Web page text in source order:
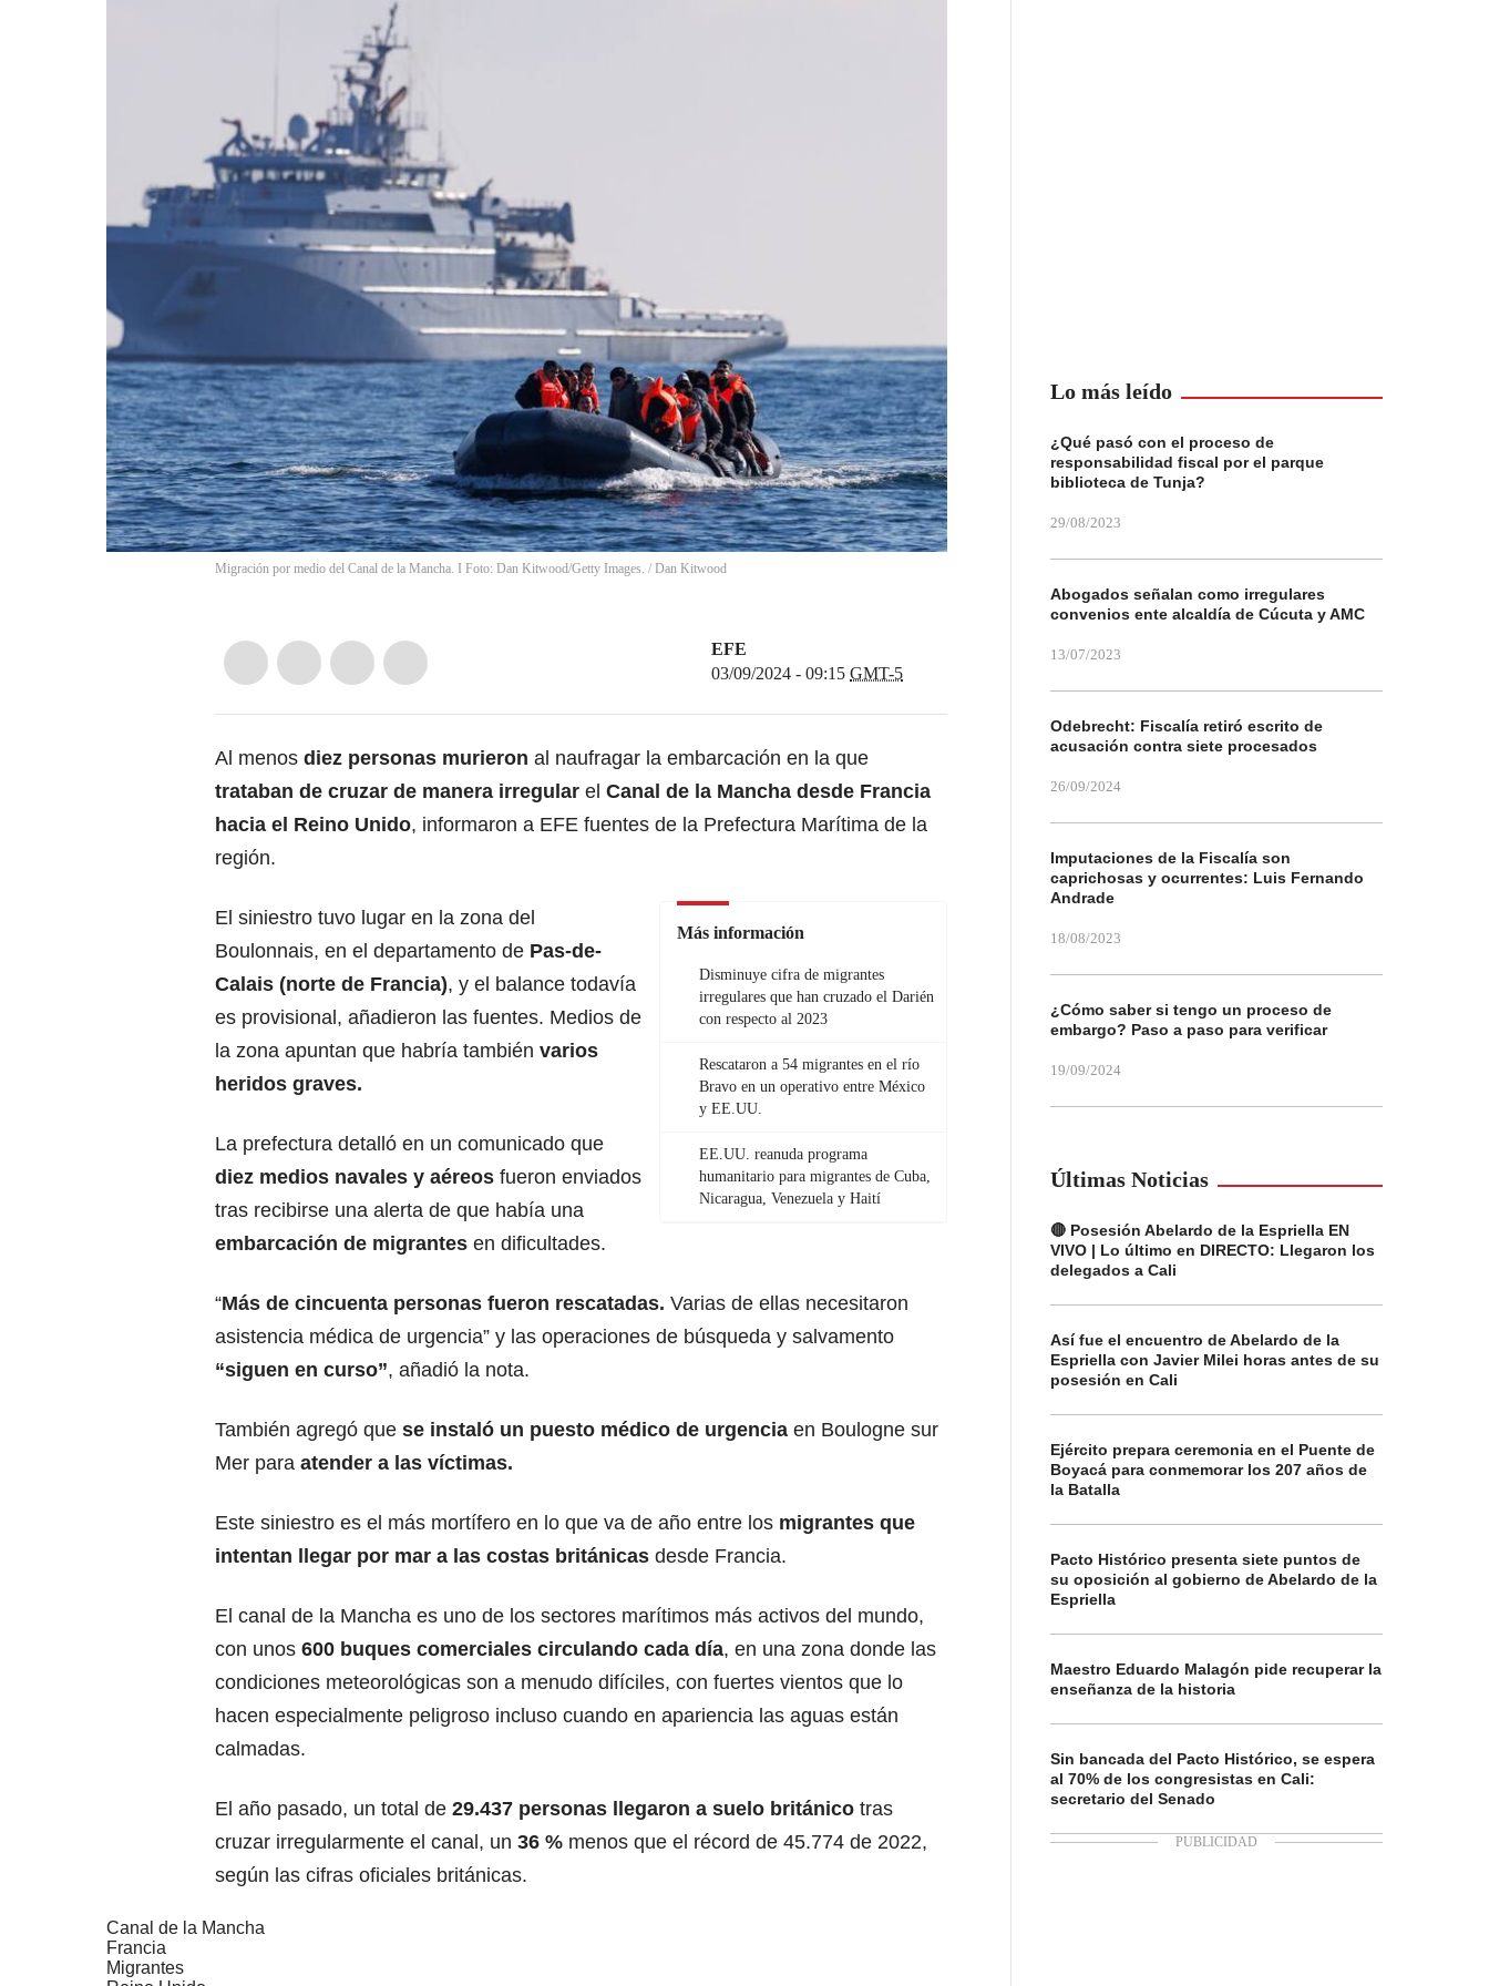
Migración por medio del Canal de la Mancha. I Foto: Dan Kitwood/Getty Images. / Dan Kitwood
EFE
03/09/2024 - 09:15 GMT-5
Al menos diez personas murieron al naufragar la embarcación en la que
trataban de cruzar de manera irregular el Canal de la Mancha desde Francia
hacia el Reino Unido, informaron a EFE fuentes de la Prefectura Marítima de la
región.
Más información
Disminuye cifra de migrantes
irregulares que han cruzado el Darién
con respecto al 2023
Rescataron a 54 migrantes en el río
Bravo en un operativo entre México
y EE.UU.
EE.UU. reanuda programa
humanitario para migrantes de Cuba,
Nicaragua, Venezuela y Haití
El siniestro tuvo lugar en la zona del
Boulonnais, en el departamento de Pas-de-
Calais (norte de Francia), y el balance todavía
es provisional, añadieron las fuentes. Medios de
la zona apuntan que habría también varios
heridos graves.
La prefectura detalló en un comunicado que
diez medios navales y aéreos fueron enviados
tras recibirse una alerta de que había una
embarcación de migrantes en dificultades.
“Más de cincuenta personas fueron rescatadas. Varias de ellas necesitaron
asistencia médica de urgencia” y las operaciones de búsqueda y salvamento
“siguen en curso”, añadió la nota.
También agregó que se instaló un puesto médico de urgencia en Boulogne sur
Mer para atender a las víctimas.
Este siniestro es el más mortífero en lo que va de año entre los migrantes que
intentan llegar por mar a las costas británicas desde Francia.
El canal de la Mancha es uno de los sectores marítimos más activos del mundo,
con unos 600 buques comerciales circulando cada día, en una zona donde las
condiciones meteorológicas son a menudo difíciles, con fuertes vientos que lo
hacen especialmente peligroso incluso cuando en apariencia las aguas están
calmadas.
El año pasado, un total de 29.437 personas llegaron a suelo británico tras
cruzar irregularmente el canal, un 36 % menos que el récord de 45.774 de 2022,
según las cifras oficiales británicas.
Canal de la Mancha
Francia
Migrantes
Lo más leído
¿Qué pasó con el proceso de
responsabilidad fiscal por el parque
biblioteca de Tunja?
29/08/2023
Abogados señalan como irregulares
convenios ente alcaldía de Cúcuta y AMC
13/07/2023
Odebrecht: Fiscalía retiró escrito de
acusación contra siete procesados
26/09/2024
Imputaciones de la Fiscalía son
caprichosas y ocurrentes: Luis Fernando
Andrade
18/08/2023
¿Cómo saber si tengo un proceso de
embargo? Paso a paso para verificar
19/09/2024
Últimas Noticias
🔴 Posesión Abelardo de la Espriella EN
VIVO | Lo último en DIRECTO: Llegaron los
delegados a Cali
Así fue el encuentro de Abelardo de la
Espriella con Javier Milei horas antes de su
posesión en Cali
Ejército prepara ceremonia en el Puente de
Boyacá para conmemorar los 207 años de
la Batalla
Pacto Histórico presenta siete puntos de
su oposición al gobierno de Abelardo de la
Espriella
Maestro Eduardo Malagón pide recuperar la
enseñanza de la historia
Sin bancada del Pacto Histórico, se espera
al 70% de los congresistas en Cali:
secretario del Senado